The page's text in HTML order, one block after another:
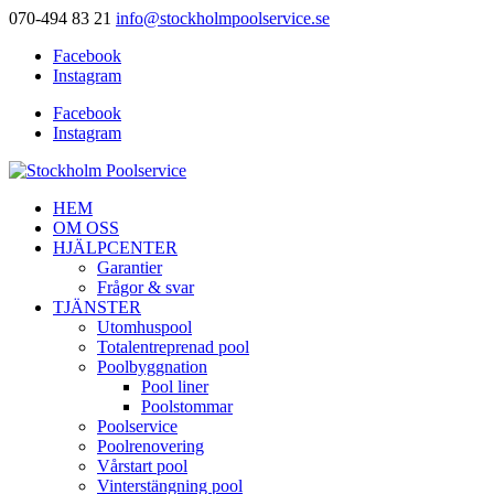
070-494 83 21 info@stockholmpoolservice.se
Facebook
Instagram
Facebook
Instagram
HEM
OM OSS
HJÄLPCENTER
Garantier
Frågor & svar
TJÄNSTER
Utomhuspool
Totalentreprenad pool
Poolbyggnation
Pool liner
Poolstommar
Poolservice
Poolrenovering
Vårstart pool
Vinterstängning pool